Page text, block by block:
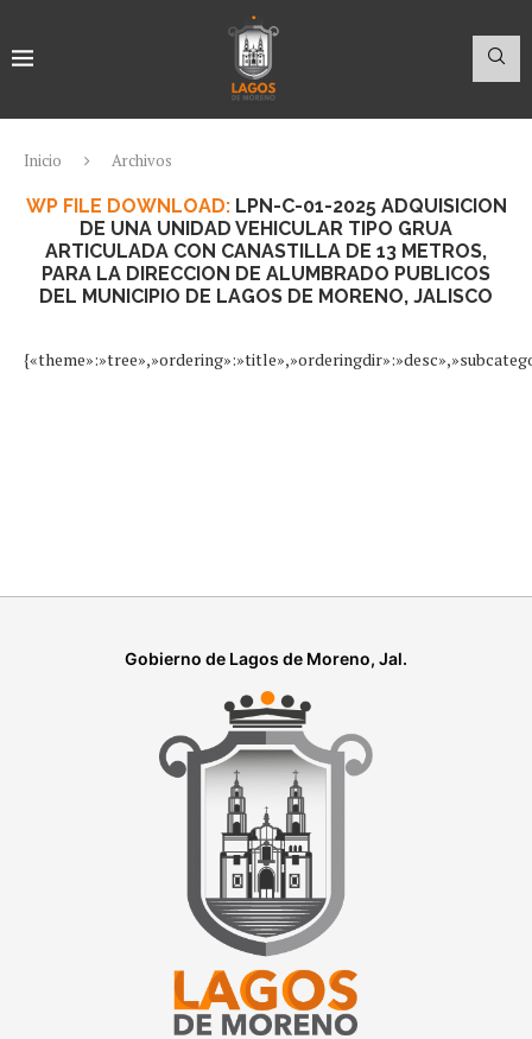
Inicio Archivos
WP FILE DOWNLOAD: LPN-C-01-2025 ADQUISICION
DE UNA UNIDAD VEHICULAR TIPO GRUA
ARTICULADA CON CANASTILLA DE 13 METROS,
PARA LA DIRECCION DE ALUMBRADO PUBLICOS
DEL MUNICIPIO DE LAGOS DE MORENO, JALISCO
Gobierno de Lagos de Moreno, Jal.